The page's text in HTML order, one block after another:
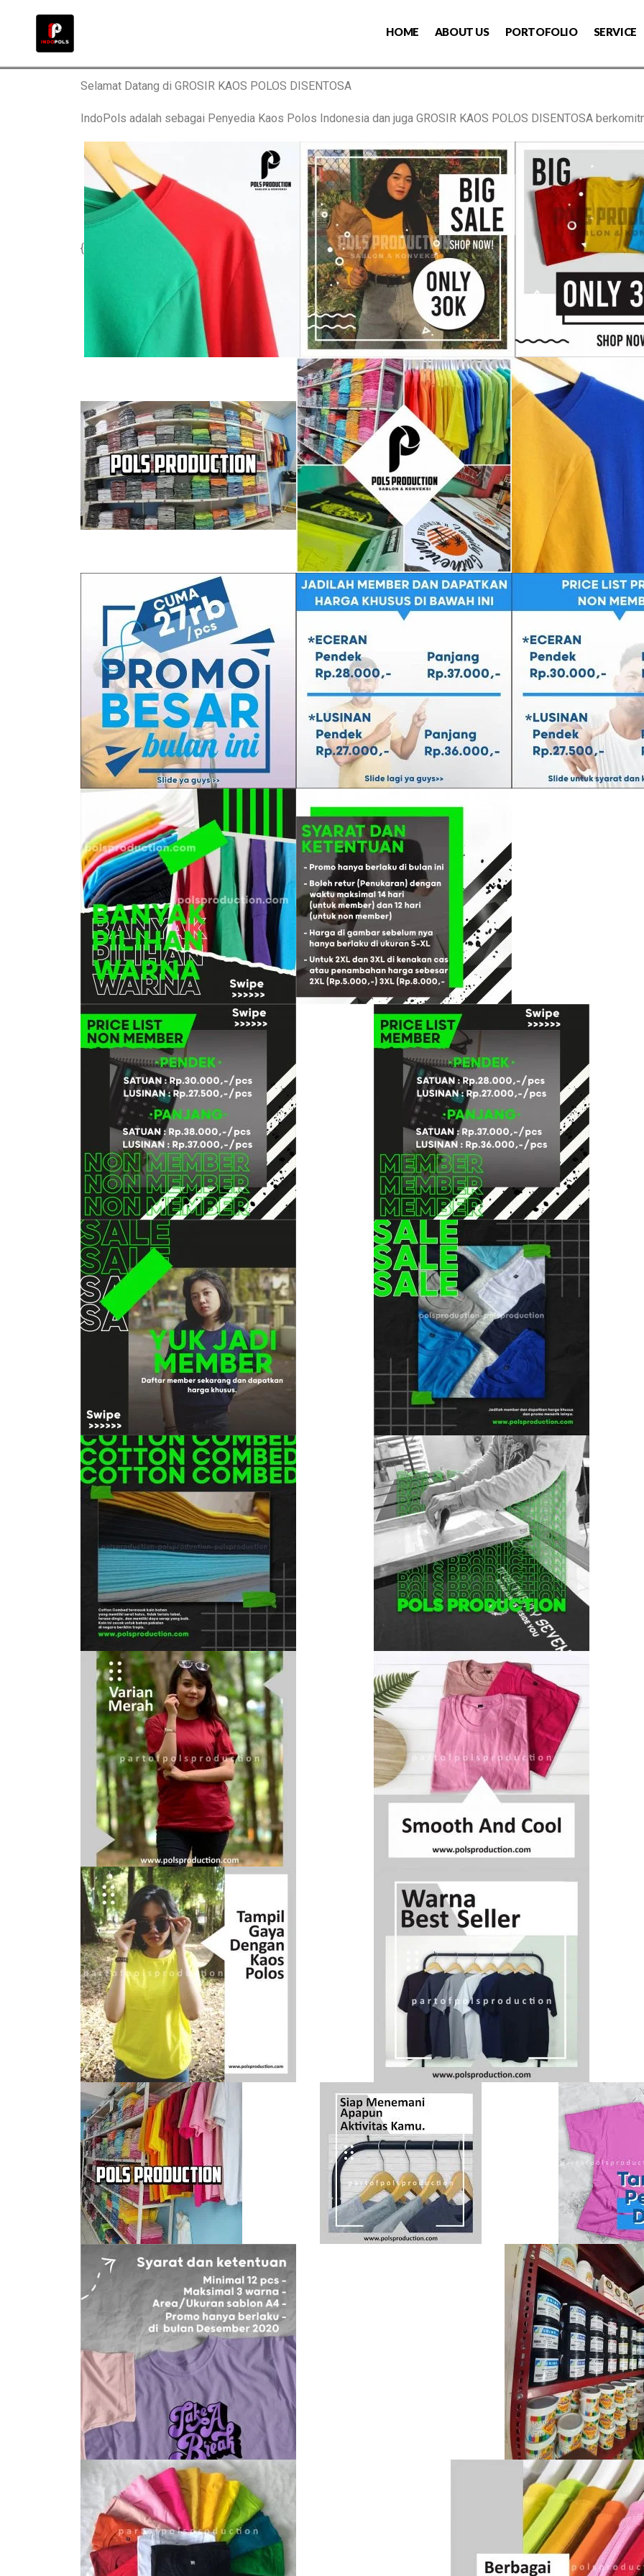
HOME ABOUT US PORTOFOLIO SERVICE
Selamat Datang di GROSIR KAOS POLOS DISENTOSA
IndoPols adalah sebagai Penyedia Kaos Polos Indonesia dan juga GROSIR KAOS POLOS DISENTOSA
{